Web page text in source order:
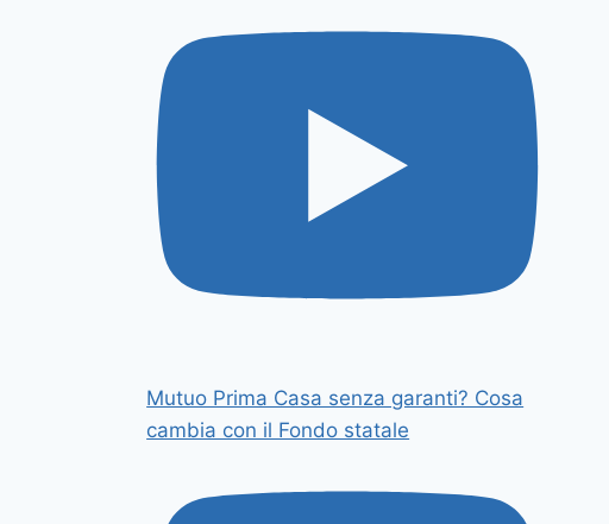
Mutuo Prima Casa senza garanti? Cosa
cambia con il Fondo statale